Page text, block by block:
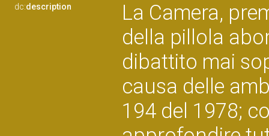
dc:description
La Camera,
della pillola
dibattito mai
causa delle
194 del 1978;